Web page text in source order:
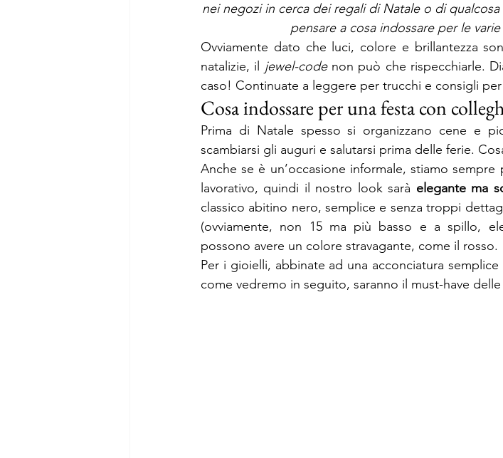
nei negozi in cerca dei regali di Natale o di
pensare a cosa indossare per le
Ovviamente dato che luci, colore e brillantezza
natalizie, il jewel-code non può che rispecchiarle.
caso! Continuate a leggere per trucchi e consigli
Cosa indossare per una festa con
Prima di Natale spesso si organizzano cene e
scambiarsi gli auguri e salutarsi prima delle ferie.
Anche se è un’occasione informale, stiamo
lavorativo, quindi il nostro look sarà elegante ma
classico abitino nero, semplice e senza troppi
(ovviamente, non 15 ma più basso e a spillo,
possono avere un colore stravagante, come il rosso.
Per i gioielli, abbinate ad una acconciatura
come vedremo in seguito, saranno il must-have delle